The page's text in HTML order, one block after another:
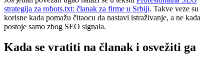
strategija za robots.txt: članak za firme u Srbiji. Takve veze su
korisne kada pomažu čitaocu da nastavi istraživanje, a ne kada
postoje samo zbog SEO signala.
Kada se vratiti na članak i osvežiti ga